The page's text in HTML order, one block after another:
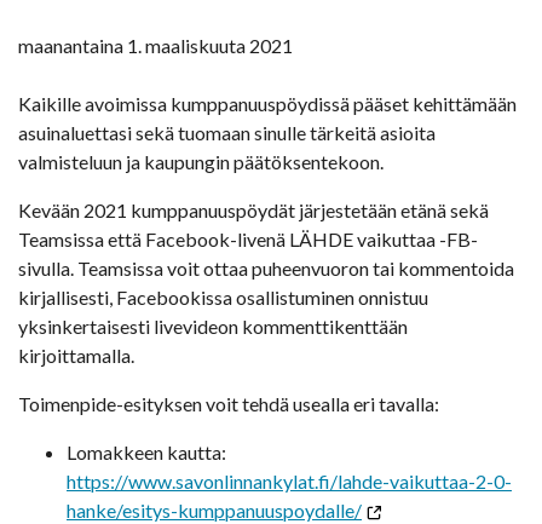
maanantaina 1. maaliskuuta 2021
Kaikille avoimissa kumppanuuspöydissä pääset kehittämään
asuinaluettasi sekä tuomaan sinulle tärkeitä asioita
valmisteluun ja kaupungin päätöksentekoon.
Kevään 2021 kumppanuuspöydät järjestetään etänä sekä
Teamsissa että Facebook-livenä LÄHDE vaikuttaa -FB-
sivulla. Teamsissa voit ottaa puheenvuoron tai kommentoida
kirjallisesti, Facebookissa osallistuminen onnistuu
yksinkertaisesti livevideon kommenttikenttään
kirjoittamalla.
Toimenpide-esityksen voit tehdä usealla eri tavalla:
Lomakkeen kautta:
https://www.savonlinnankylat.fi/lahde-vaikuttaa-2-0-
hanke/esitys-kumppanuuspoydalle/